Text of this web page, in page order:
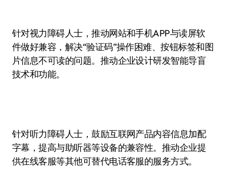
针对视力障碍人士，推动网站和手机APP与读屏软
件做好兼容，解决“验证码”操作困难、按钮标签和图
片信息不可读的问题。推动企业设计研发智能导盲
技术和功能。
针对听力障碍人士，鼓励互联网产品内容信息加配
字幕，提高与助听器等设备的兼容性。推动企业提
供在线客服等其他可替代电话客服的服务方式。